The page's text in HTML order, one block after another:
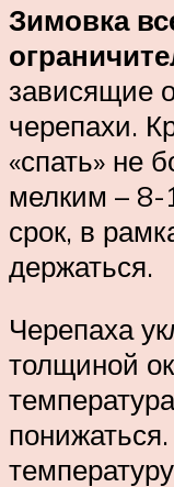
Зимовка
зависящие
черепахи.
«спать» не
мелким – 8-
срок, в
держаться.
Черепаха
толщиной